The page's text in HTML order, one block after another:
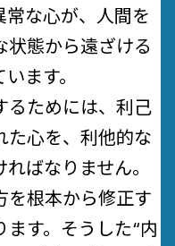
常な心が、人間を
状態から遠ざける
ます。
るためには、利己
た心を、利他的な
ばなりません。
を根本から修正す
す。そうした“内